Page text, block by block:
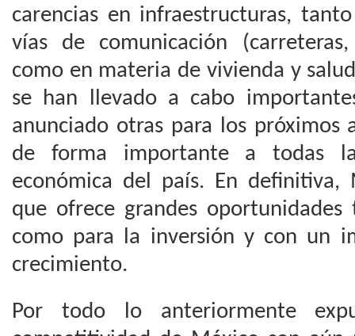
carencias en infraestructuras,
vías de comunicación
como en materia de vivienda y
se han llevado a cabo
anunciado otras para los próximos
de forma importante a todas
económica del país. En definitiva,
que ofrece grandes
como para la inversión y con un
crecimiento.
Por todo lo anteriormente